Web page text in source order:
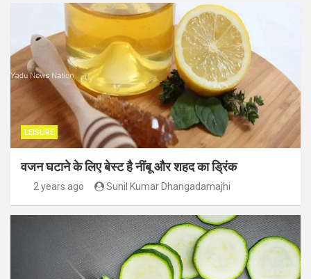
LEISURE
वजन घटाने के लिए बेस्ट है नींबू और शहद का ड्रिंक
2 years ago Sunil Kumar Dhangadamajhi